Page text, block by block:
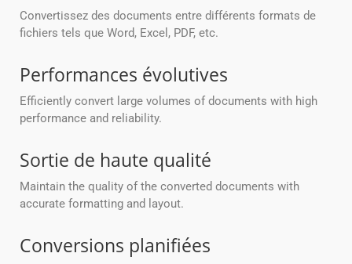
Convertissez des documents entre différents formats de
fichiers tels que Word, Excel, PDF, etc.
Performances évolutives
Efficiently convert large volumes of documents with high
performance and reliability.
Sortie de haute qualité
Maintain the quality of the converted documents with
accurate formatting and layout.
Conversions planifiées